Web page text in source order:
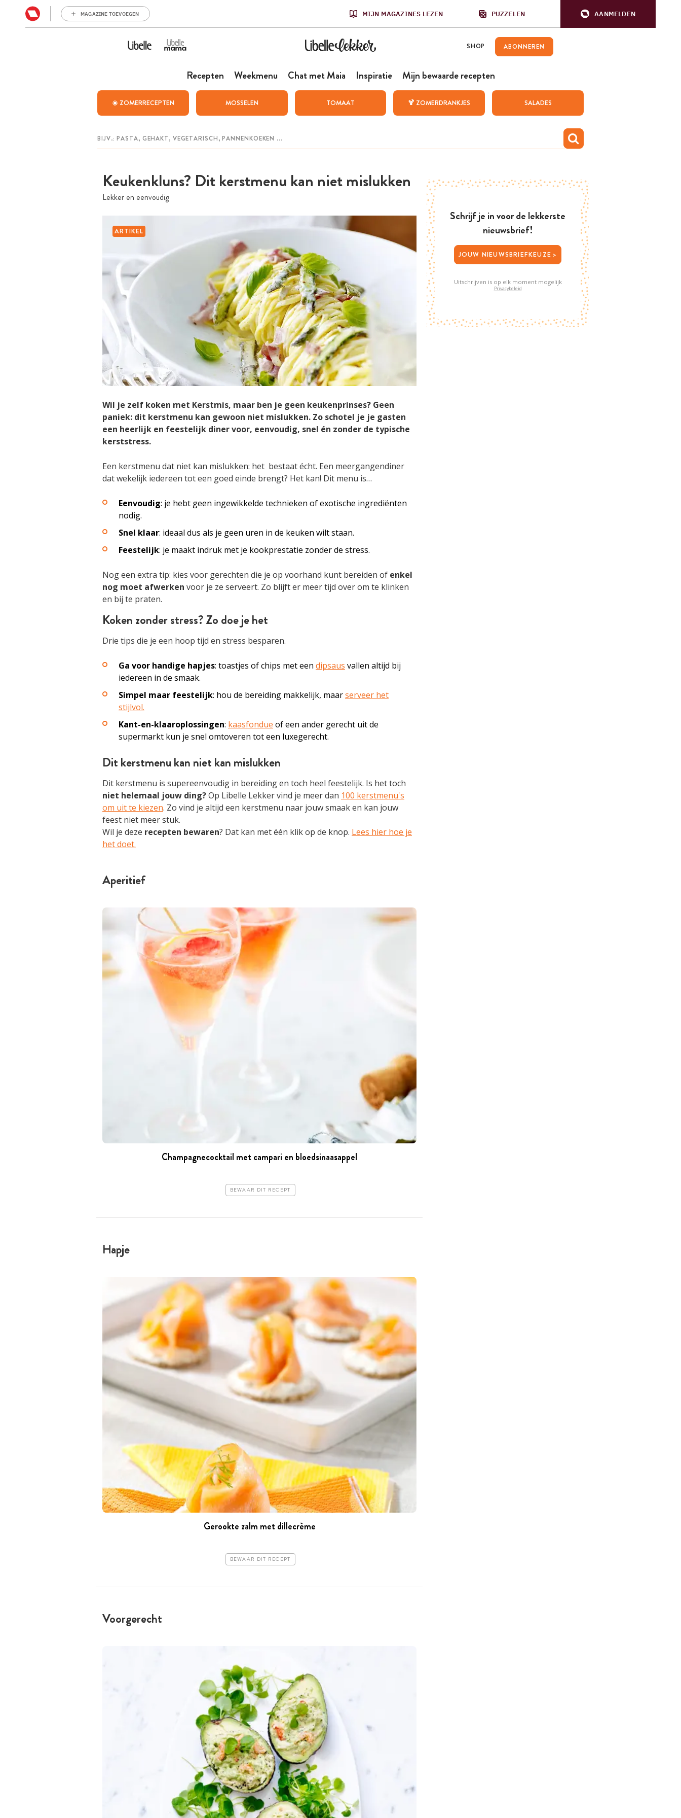
MAGAZINE TOEVOEGEN MIJN MAGAZINES LEZEN PUZZELEN AANMELDEN
SHOP ABONNEREN
Recepten Weekmenu Chat met Maia Inspiratie Mijn bewaarde recepten
☀️ ZOMERRECEPTEN MOSSELEN TOMAAT 🍹 ZOMERDRANKJES SALADES
Keukenkluns? Dit kerstmenu kan niet mislukken
Lekker en eenvoudig
ARTIKEL
Wil je zelf koken met Kerstmis, maar ben je geen keukenprinses? Geen
paniek: dit kerstmenu kan gewoon niet mislukken. Zo schotel je je gasten
een heerlijk en feestelijk diner voor, eenvoudig, snel én zonder de typische
kerststress.
Een kerstmenu dat niet kan mislukken: het bestaat écht. Een meergangendiner
dat wekelijk iedereen tot een goed einde brengt? Het kan! Dit menu is…
Eenvoudig: je hebt geen ingewikkelde technieken of exotische ingrediënten
nodig.
Snel klaar: ideaal dus als je geen uren in de keuken wilt staan.
Feestelijk: je maakt indruk met je kookprestatie zonder de stress.
Nog een extra tip: kies voor gerechten die je op voorhand kunt bereiden of enkel
nog moet afwerken voor je ze serveert. Zo blijft er meer tijd over om te klinken
en bij te praten.
Koken zonder stress? Zo doe je het
Drie tips die je een hoop tijd en stress besparen.
Ga voor handige hapjes: toastjes of chips met een dipsaus vallen altijd bij
iedereen in de smaak.
Simpel maar feestelijk: hou de bereiding makkelijk, maarserveer het
stijlvol.
Kant-en-klaaroplossingen: kaasfondue of een ander gerecht uit de
supermarkt kun je snel omtoveren tot een luxegerecht.
Dit kerstmenu kan niet kan mislukken
Dit kerstmenu is supereenvoudig in bereiding en toch heel feestelijk. Is het toch
niet helemaal jouw ding?Op Libelle Lekker vind je meer dan 100 kerstmenu's
om uit te kiezen. Zo vind je altijd een kerstmenu naar jouw smaak en kan jouw
feest niet meer stuk.
Wil je deze recepten bewaren? Dat kan met één klik op de knop. Lees hier hoe je
het doet.
Aperitief
Champagnecocktail met campari en bloedsinaasappel
BEWAAR DIT RECEPT
Hapje
Gerookte zalm met dillecrème
BEWAAR DIT RECEPT
Voorgerecht
Schrijf je in voor de lekkerste
nieuwsbrief!
JOUW NIEUWSBRIEFKEUZE >
Uitschrijven is op elk moment mogelijk
Privacybeleid